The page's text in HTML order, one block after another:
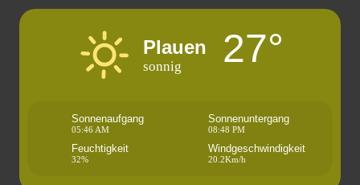
Plauen
sonnig 27°
Sonnenaufgang
05:46 AM
Sonnenuntergang
08:48 PM
Feuchtigkeit
32%
Windgeschwindigkeit
20.2Km/h